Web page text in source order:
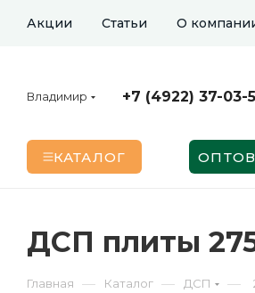
Акции Статьи О
Владимир +7 (4922) 37-03-
КАТАЛОГ
ДСП плиты
Главная — Каталог — ДСП —